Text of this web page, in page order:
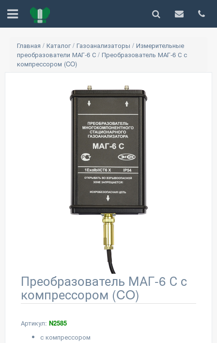
Главная / Каталог/ Газоанализаторы / Измерительные
преобразователи МАГ-6 С / Преобразователь МАГ-6 С с
компрессором (CO)
Преобразователь МАГ-6 С с
компрессором (CO)
Артикул: N2585
с компрессором